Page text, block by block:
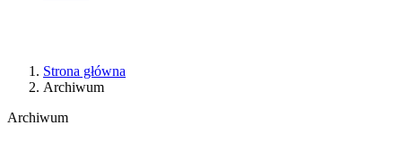
Strona główna
Archiwum
Archiwum